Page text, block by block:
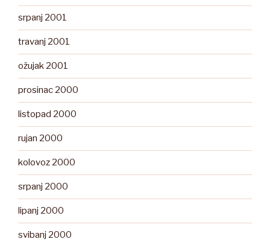
srpanj 2001
travanj 2001
ožujak 2001
prosinac 2000
listopad 2000
rujan 2000
kolovoz 2000
srpanj 2000
lipanj 2000
svibanj 2000